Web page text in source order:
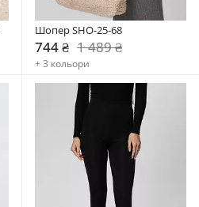
Шопер SHO-25-68
744 ₴ 1 489 ₴
+ 3 кольори